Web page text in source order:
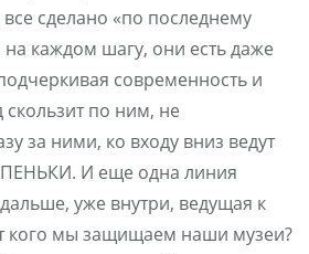
сделано «по последнему
каждом шагу, они есть даже
современность и
скользит по ним, не
за ними, ко входу вниз ведут
И еще одна линия
уже внутри, ведущая к
кого мы защищаем наши музеи?